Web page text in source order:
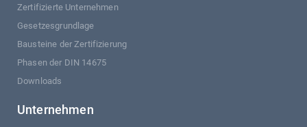
Zertifizierte Unternehmen
Gesetzesgrundlage
Bausteine der Zertifizierung
Phasen der DIN 14675
Downloads
Unternehmen